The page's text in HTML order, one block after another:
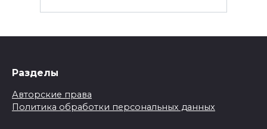
Разделы
Авторские права
Политика обработки персональных данных